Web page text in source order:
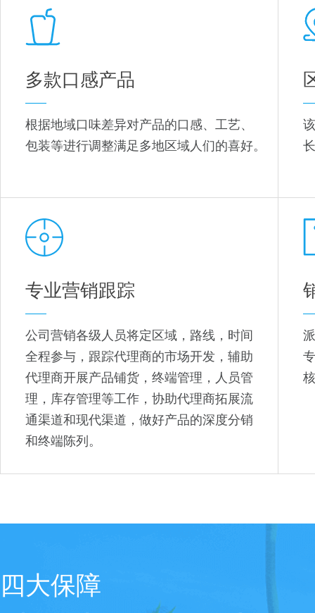
多款口感产品
根据地域口味差异对产品的口感、工艺、
包装等进行调整满足多地区域人们的喜好。
专业营销跟踪
公司营销各级人员将定区域，路线，时间
全程参与，跟踪代理商的市场开发，辅助
代理商开展产品铺货，终端管理，人员管
理，库存管理等工作，协助代理商拓展流
通渠道和现代渠道，做好产品的深度分销
和终端陈列。
四大保障